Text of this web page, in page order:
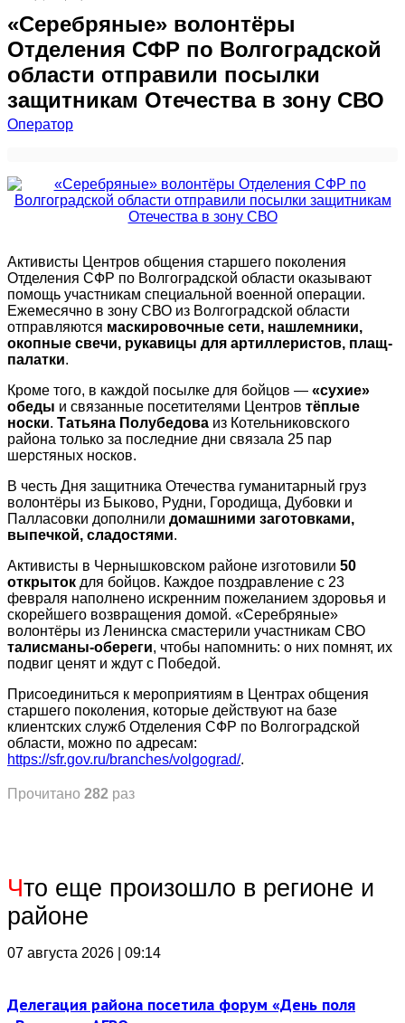
«Серебряные» волонтёры
Отделения СФР по Волгоградской
области отправили посылки
защитникам Отечества в зону СВО
Оператор
Активисты Центров общения старшего поколения
Отделения СФР по Волгоградской области оказывают
помощь участникам специальной военной операции.
Ежемесячно в зону СВО из Волгоградской области
отправляются маскировочные сети, нашлемники,
окопные свечи, рукавицы для артиллеристов, плащ-
палатки.
Кроме того, в каждой посылке для бойцов — «сухие»
обеды и связанные посетителями Центров тёплые
носки. Татьяна Полубедова из Котельниковского
района только за последние дни связала 25 пар
шерстяных носков.
В честь Дня защитника Отечества гуманитарный груз
волонтёры из Быково, Рудни, Городища, Дубовки и
Палласовки дополнили домашними заготовками,
выпечкой, сладостями.
Активисты в Чернышковском районе изготовили 50
открыток для бойцов. Каждое поздравление с 23
февраля наполнено искренним пожеланием здоровья и
скорейшего возвращения домой. «Серебряные»
волонтёры из Ленинска смастерили участникам СВО
талисманы-обереги, чтобы напомнить: о них помнят, их
подвиг ценят и ждут с Победой.
Присоединиться к мероприятиям в Центрах общения
старшего поколения, которые действуют на базе
клиентских служб Отделения СФР по Волгоградской
области, можно по адресам:
https://sfr.gov.ru/branches/volgograd/.
Прочитано 282 раз
Что еще произошло в регионе и
районе
07 августа 2026 | 09:14
Делегация района посетила форум «День поля